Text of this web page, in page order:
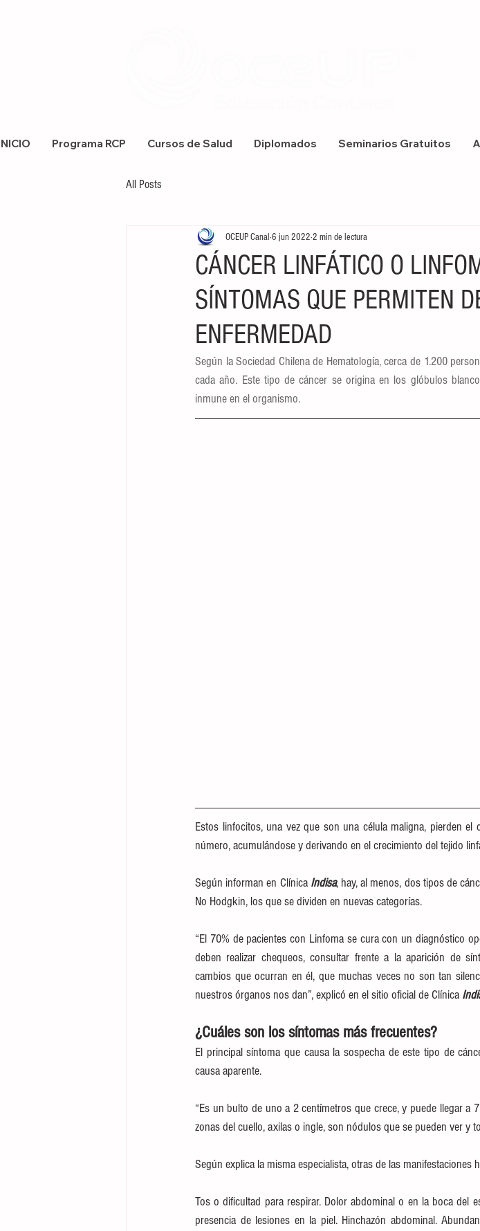
Programa RCP Cursos de Salud Diplomados Seminarios Gratuitos
All Posts
CÁNCER LINFÁTICO O
SÍNTOMAS QUE PERMITEN
ENFERMEDAD
OCEUP Canal 6 jun 2022 2 min de lectura
Según la Sociedad Chilena de Hematología, cerca de 1.200
cada año. Este tipo de cáncer se origina en los glóbulos
inmune en el organismo.
Estos linfocitos, una vez que son una célula maligna, pierden
número, acumulándose y derivando en el crecimiento del tejido
Según informan en Clínica Indisa, hay, al menos, dos tipos de
No Hodgkin, los que se dividen en nuevas categorías.
“El 70% de pacientes con Linfoma se cura con un diagnóstico
deben realizar chequeos, consultar frente a la aparición de
cambios que ocurran en él, que muchas veces no son tan
nuestros órganos nos dan”, explicó en el sitio oficial de Clínica
¿Cuáles son los síntomas más frecuentes?
El principal síntoma que causa la sospecha de este tipo de
causa aparente.
“Es un bulto de uno a 2 centímetros que crece, y puede llegar a
zonas del cuello, axilas o ingle, son nódulos que se pueden ver y
Según explica la misma especialista, otras de las manifestaciones
Tos o dificultad para respirar. Dolor abdominal o en la boca del
presencia de lesiones en la piel. Hinchazón abdominal.